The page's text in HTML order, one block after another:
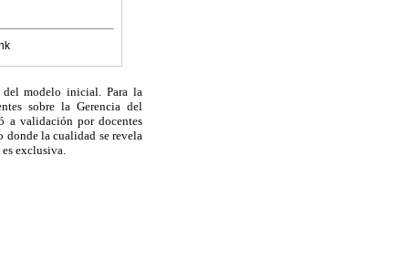
modelo inicial. Para la
sobre la Gerencia del
a validación por docentes
donde la cualidad se revela
exclusiva.